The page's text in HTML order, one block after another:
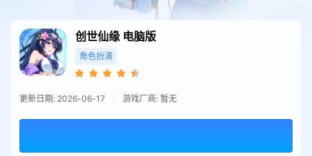
创世仙缘 电脑版
角色扮演
更新日期: 2026-06-17 游戏厂商: 暂无